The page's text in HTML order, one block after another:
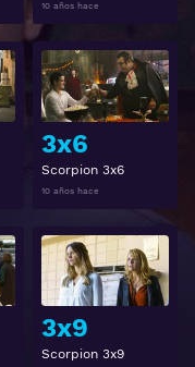
10 años hace
Ver
3x6
Scorpion 3x6
10 años hace
Ver
3x9
Scorpion 3x9